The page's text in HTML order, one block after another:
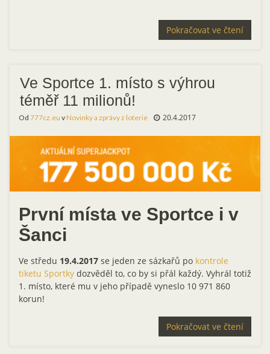
Pokračovat ve čtení
Ve Sportce 1. místo s výhrou
téměř 11 milionů!
Od 777cz.eu vNovinky a zprávy z loterie 20.4.2017
První místa ve Sportce i v
Šanci
Ve středu 19.4.2017 se jeden ze sázkařů po kontrole
tiketu Sportky dozvěděl to, co by si přál každý. Vyhrál totiž
1. místo, které mu v jeho případě vyneslo 10 971 860
korun!
Pokračovat ve čtení